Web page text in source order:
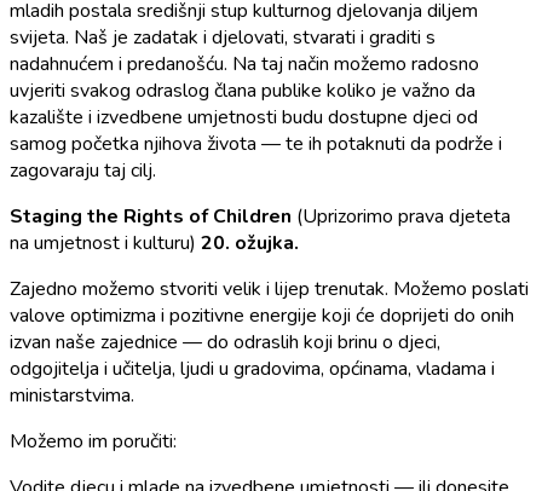
mladih postala središnji stup kulturnog djelovanja diljem
svijeta. Naš je zadatak i djelovati, stvarati i graditi s
nadahnućem i predanošću. Na taj način možemo radosno
uvjeriti svakog odraslog člana publike koliko je važno da
kazalište i izvedbene umjetnosti budu dostupne djeci od
samog početka njihova života — te ih potaknuti da podrže i
zagovaraju taj cilj.
Staging the Rights of Children (Uprizorimo prava djeteta
na umjetnost i kulturu) 20. ožujka.
Zajedno možemo stvoriti velik i lijep trenutak. Možemo poslati
valove optimizma i pozitivne energije koji će doprijeti do onih
izvan naše zajednice — do odraslih koji brinu o djeci,
odgojitelja i učitelja, ljudi u gradovima, općinama, vladama i
ministarstvima.
Možemo im poručiti: